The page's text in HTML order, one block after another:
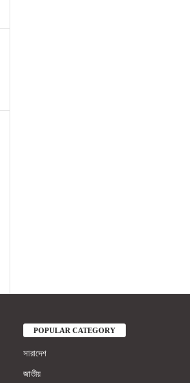
POPULAR CATEGORY
সারাদেশ
জাতীয়